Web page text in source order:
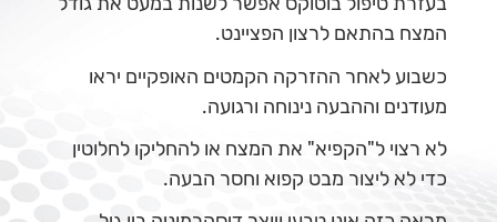
המצח בהתאם לרצון הפציינט.
כשבוע לאחר ההזרקה הקמטים האופקיים יראו
מעודנים וההבעה נינוחה ורגועה.
לא רצוי ל"הקפיא" את המצח או להחליקו לחלוטין
כדי לא ליצור מבט קפוא וחסר הבעה.